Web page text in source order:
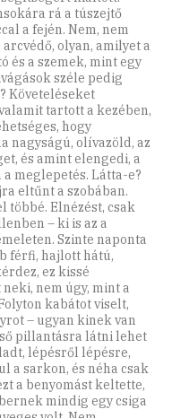
rá a túszejtő
a fején. Nem, nem
olyan, amilyet a
és a szemek, mint egy
széle pedig
Követeléseket
tartott a kezében,
hogy
nagyságú, olívazöld, az
és amint elengedi, a
meglepetés. Látta-e?
eltűnt a szobában.
Elnézést, csak
– ki is az a
Szinte naponta
férfi, hajlott hátú,
ez kissé
nem úgy, mint a
kabátot viselt,
– ugyan kinek van
pillantásra látni lehet
lépésről lépésre,
a sarkon, és néha csak
a benyomást keltette,
mindig egy csiga